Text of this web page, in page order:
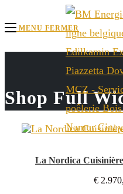
to
content
MENU FERMER
Shop Full
La Nordica
€